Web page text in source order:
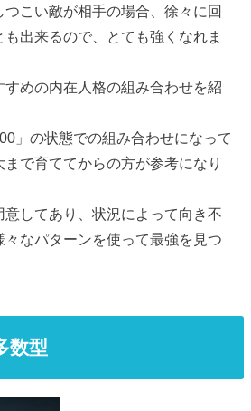
こい敵が相手の場合、徐々に回
出来るので、とても強くなれま
すめの内在人格の組み合わせを紹
」の状態での組み合わせになって
で育ててからの方が参考になり
してあり、状況によって向き不
なパターンを使って最強を見つ
数型